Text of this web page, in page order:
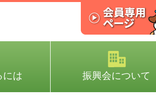
には 振興会について